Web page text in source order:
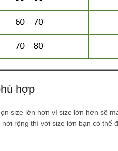
hợp
size lớn hơn vì size lớn hơn sẽ
rộng thì với size lớn bạn có thể